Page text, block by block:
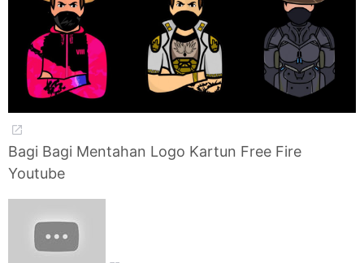
Bagi Bagi Mentahan Logo Kartun Free Fire
Youtube